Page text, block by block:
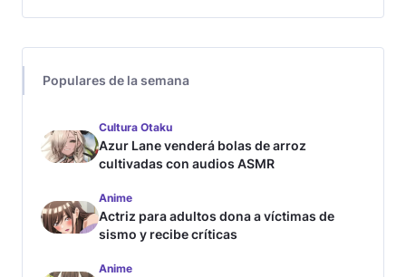
Populares de la semana
Cultura Otaku
Azur Lane venderá bolas de arroz
cultivadas con audios ASMR
Anime
Actriz para adultos dona a víctimas de
sismo y recibe críticas
Anime